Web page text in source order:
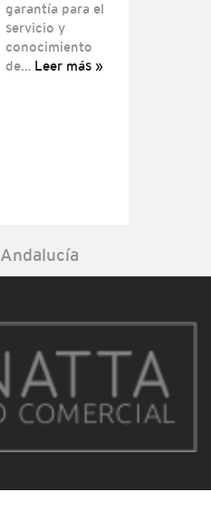
garantía para el
servicio y
conocimiento
de… Leer más »
Andalucía